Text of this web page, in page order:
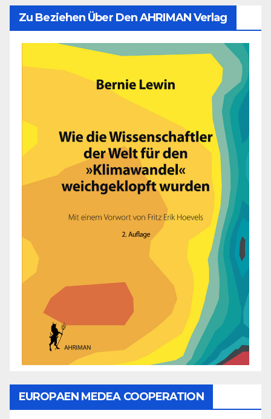
Zu Beziehen Über Den AHRIMAN Verlag
EUROPAEN MEDEA COOPERATION